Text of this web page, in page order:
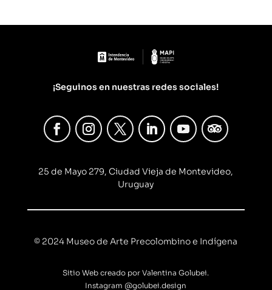
¡Seguinos en nuestras redes sociales!
25 de Mayo 279, Ciudad Vieja de Montevideo,
Uruguay
© 2024 Museo de Arte Precolombino e Indígena
Sitio Web creado por Valentina Golubei.
Instagram @golubei.design